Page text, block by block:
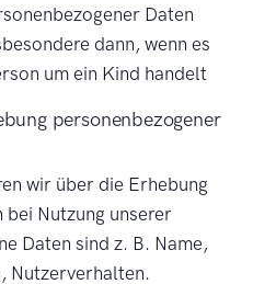
Daten
dann, wenn es
um ein Kind handelt
personenbezogener
wir über die Erhebung
Nutzung unserer
Daten sind z. B. Name,
Nutzerverhalten.